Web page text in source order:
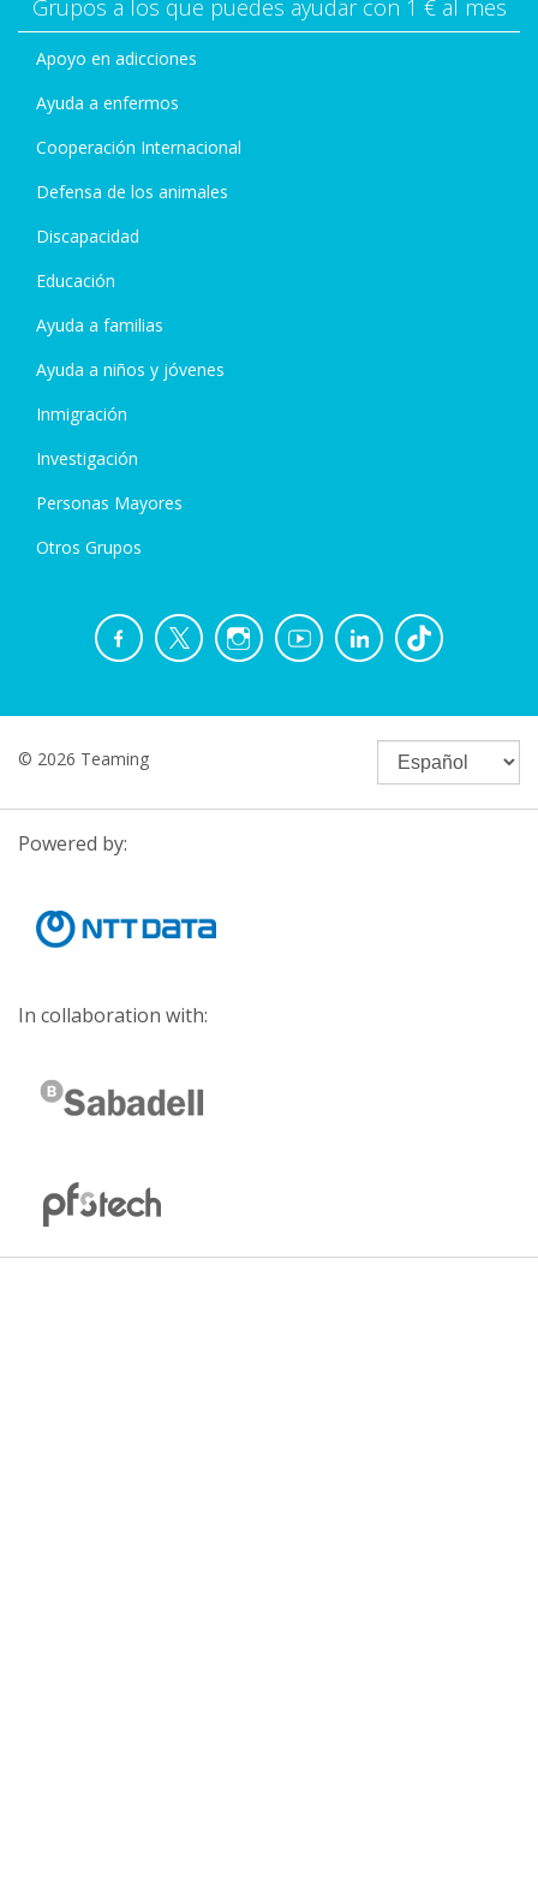
Grupos a los que puedes ayudar con 1 € al mes
Apoyo en adicciones
Ayuda a enfermos
Cooperación Internacional
Defensa de los animales
Discapacidad
Educación
Ayuda a familias
Ayuda a niños y jóvenes
Inmigración
Investigación
Personas Mayores
Otros Grupos
© 2026 Teaming
Powered by:
In collaboration with: